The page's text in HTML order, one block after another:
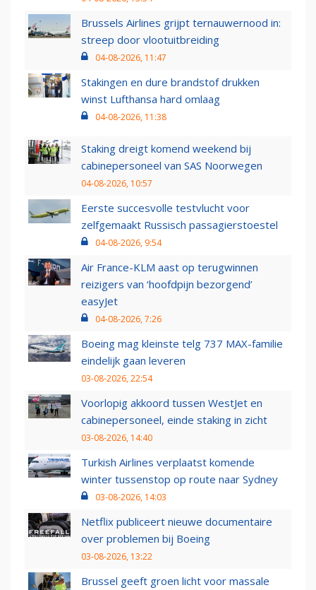
Brussels Airlines grijpt ternauwernood in:
streep door vlootuitbreiding
04-08-2026, 11:47
Stakingen en dure brandstof drukken
winst Lufthansa hard omlaag
04-08-2026, 11:38
Staking dreigt komend weekend bij
cabinepersoneel van SAS Noorwegen
04-08-2026, 10:57
Eerste succesvolle testvlucht voor
zelfgemaakt Russisch passagierstoestel
04-08-2026, 9:54
Air France-KLM aast op terugwinnen
reizigers van ‘hoofdpijn bezorgend’
easyJet
04-08-2026, 7:26
Boeing mag kleinste telg 737 MAX-familie
eindelijk gaan leveren
03-08-2026, 22:54
Voorlopig akkoord tussen WestJet en
cabinepersoneel, einde staking in zicht
03-08-2026, 14:40
Turkish Airlines verplaatst komende
winter tussenstop op route naar Sydney
03-08-2026, 14:03
Netflix publiceert nieuwe documentaire
over problemen bij Boeing
03-08-2026, 13:22
Brussel geeft groen licht voor massale